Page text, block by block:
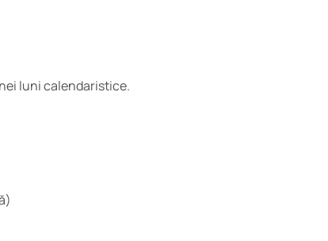
luni calendaristice.